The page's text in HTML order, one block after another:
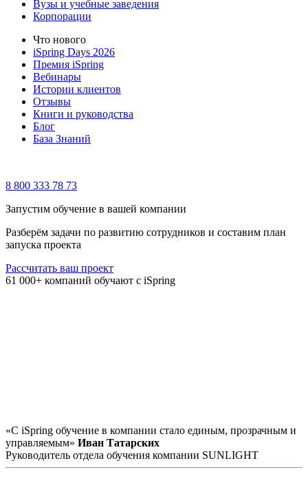
Вузы и учебные заведения
Корпорации
Что нового
iSpring Days 2026
Премия iSpring
Вебинары
Истории клиентов
Отзывы
Книги и руководства
Блог
База Знаний
8 800 333 78 73
Запустим обучение в вашей компании
Разберём задачи по развитию сотрудников и составим план
запуска проекта
Рассчитать ваш проект
61 000+ компаний обучают с iSpring
«С iSpring обучение в компании стало единым, прозрачным и
управляемым» Иван Татарских
Руководитель отдела обучения компании SUNLIGHT